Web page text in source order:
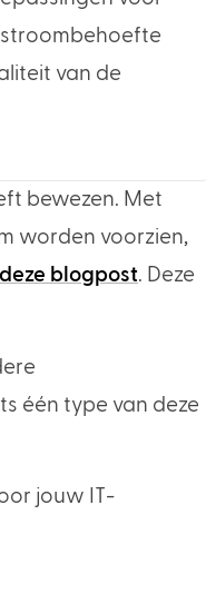
van de
bewezen. Met
worden voorzien,
blogpost. Deze
één type van deze
jouw IT-